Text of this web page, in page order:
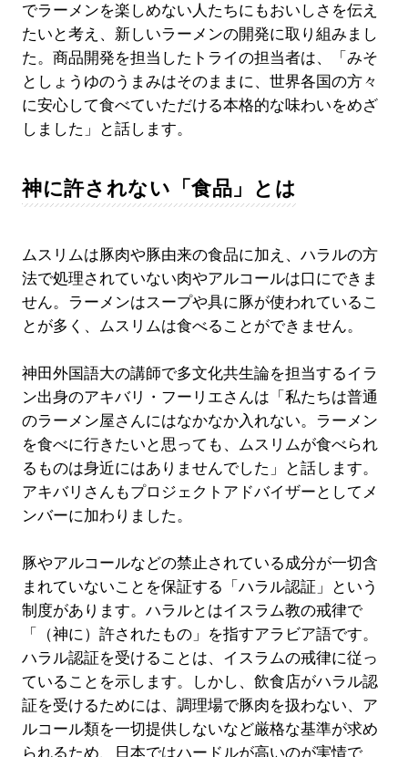
でラーメンを楽しめない人たちにもおいしさを伝え
たいと考え、新しいラーメンの開発に取り組みまし
た。商品開発を担当したトライの担当者は、「みそ
としょうゆのうまみはそのままに、世界各国の方々
に安心して食べていただける本格的な味わいをめざ
しました」と話します。
神に許されない「食品」とは
ムスリムは豚肉や豚由来の食品に加え、ハラルの方
法で処理されていない肉やアルコールは口にできま
せん。ラーメンはスープや具に豚が使われているこ
とが多く、ムスリムは食べることができません。
神田外国語大の講師で多文化共生論を担当するイラ
ン出身のアキバリ・フーリエさんは「私たちは普通
のラーメン屋さんにはなかなか入れない。ラーメン
を食べに行きたいと思っても、ムスリムが食べられ
るものは身近にはありませんでした」と話します。
アキバリさんもプロジェクトアドバイザーとしてメ
ンバーに加わりました。
豚やアルコールなどの禁止されている成分が一切含
まれていないことを保証する「ハラル認証」という
制度があります。ハラルとはイスラム教の戒律で
「（神に）許されたもの」を指すアラビア語です。
ハラル認証を受けることは、イスラムの戒律に従っ
ていることを示します。しかし、飲食店がハラル認
証を受けるためには、調理場で豚肉を扱わない、ア
ルコール類を一切提供しないなど厳格な基準が求め
られるため、日本ではハードルが高いのが実情で